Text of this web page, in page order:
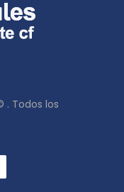
. Todos los